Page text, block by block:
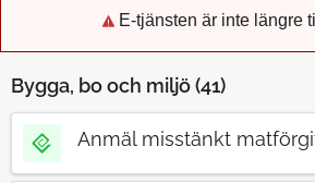
E-tjänsten är inte längre
Bygga, bo och miljö (41)
Anmäl misstänkt